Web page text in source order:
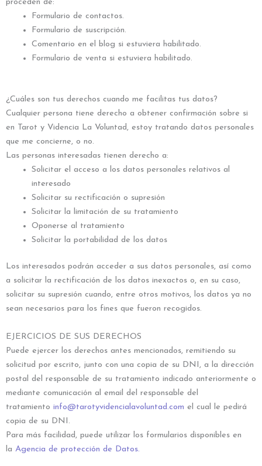
proceden de:
Formulario de contactos.
Formulario de suscripción.
Comentario en el blog si estuviera habilitado.
Formulario de venta si estuviera habilitado.
¿Cuáles son tus derechos cuando me facilitas tus datos?
Cualquier persona tiene derecho a obtener confirmación sobre si
en Tarot y Videncia La Voluntad, estoy tratando datos personales
que me concierne, o no.
Las personas interesadas tienen derecho a:
Solicitar el acceso a los datos personales relativos al
interesado
Solicitar su rectificación o supresión
Solicitar la limitación de su tratamiento
Oponerse al tratamiento
Solicitar la portabilidad de los datos
Los interesados podrán acceder a sus datos personales, así como
a solicitar la rectificación de los datos inexactos o, en su caso,
solicitar su supresión cuando, entre otros motivos, los datos ya no
sean necesarios para los fines que fueron recogidos.
EJERCICIOS DE SUS DERECHOS
Puede ejercer los derechos antes mencionados, remitiendo su
solicitud por escrito, junto con una copia de su DNI, a la dirección
postal del responsable de su tratamiento indicado anteriormente o
mediante comunicación al email del responsable del
tratamiento info@tarotyvidencialavoluntad.com el cual le pedirá
copia de su DNI.
Para más facilidad, puede utilizar los formularios disponibles en
la Agencia de protección de Datos.